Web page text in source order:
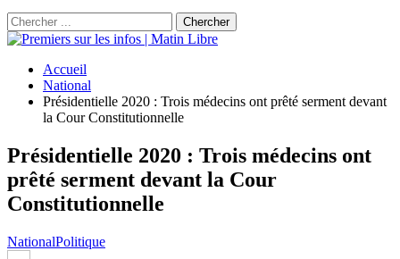
Accueil
National
Présidentielle 2020 : Trois médecins ont prêté serment devant
la Cour Constitutionnelle
Présidentielle 2020 : Trois médecins ont
prêté serment devant la Cour
Constitutionnelle
NationalPolitique